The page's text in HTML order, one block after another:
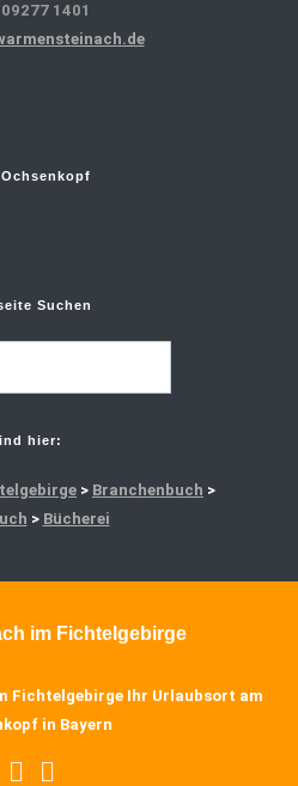
1401
Suchen
hier:
> Branchenbuch >
> Bücherei
im Fichtelgebirge
Fichtelgebirge Ihr Urlaubsort am
in Bayern